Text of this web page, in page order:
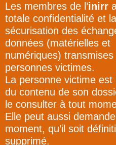
Les membres de l’inirr
totale confidentialité et la
sécurisation des
données (matérielles et
numériques)
personnes victimes.
La personne victime est
du contenu de son
le consulter à tout
Elle peut aussi
moment, qu’il soit
supprimé.